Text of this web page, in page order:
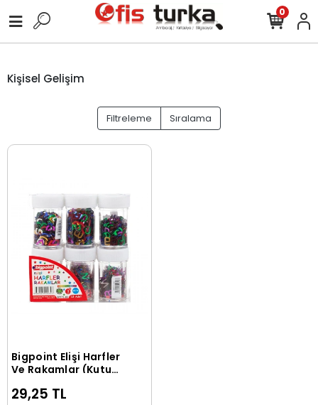
0
Kişisel Gelişim
Filtreleme Sıralama
Sepete Ekle
Bigpoint Elişi Harfler
Ve Rakamlar (Kutu
29,25 TL